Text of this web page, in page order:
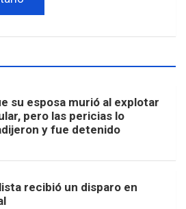
su esposa murió al explotar
pero las pericias lo
y fue detenido
recibió un disparo en